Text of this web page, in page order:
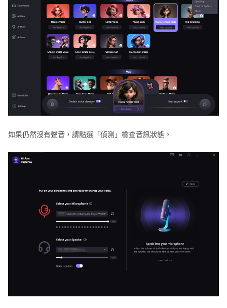
如果仍然沒有聲音，請點選「偵測」檢查音訊狀態。